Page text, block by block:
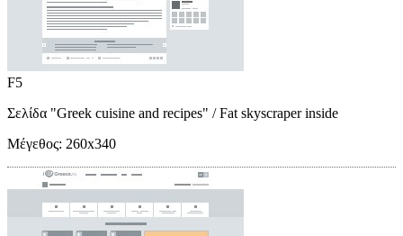
F5
Σελίδα "Greek cuisine and recipes" / Fat skyscraper inside
Μέγεθος: 260x340